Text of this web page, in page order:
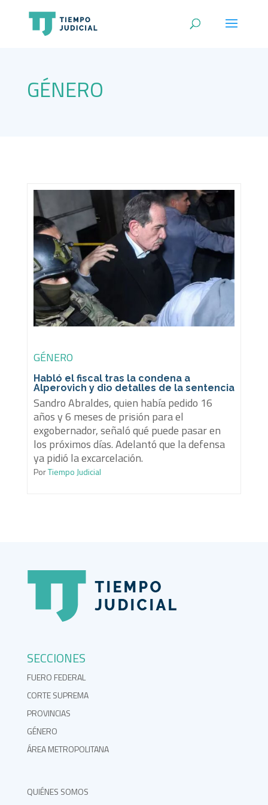
GÉNERO
GÉNERO
Habló el fiscal tras la condena a
Alperovich y dio detalles de la sentencia
Sandro Abraldes, quien había pedido 16
años y 6 meses de prisión para el
exgobernador, señaló qué puede pasar en
los próximos días. Adelantó que la defensa
ya pidió la excarcelación.
PorTiempo Judicial
SECCIONES
FUERO FEDERAL
CORTE SUPREMA
PROVINCIAS
GÉNERO
ÁREA METROPOLITANA
QUIÉNES SOMOS